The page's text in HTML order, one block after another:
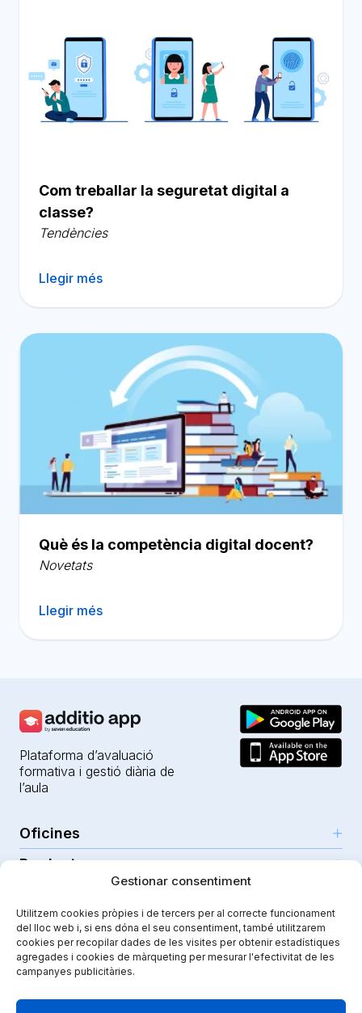
Gestionar consentiment
Utilitzem cookies pròpies i de tercers per al correcte funcionament
del lloc web i, si ens dóna el seu consentiment, també utilitzarem
cookies per recopilar dades de les visites per obtenir estadístiques
agregades i cookies de màrqueting per mesurar l'efectivitat de les
campanyes publicitàries.
Com treballar la seguretat digital a
classe?
Tendències
Llegir més
Què és la competència digital docent?
Novetats
Llegir més
Plataforma d’avaluació
formativa i gestió diària de
l’aula
Oficines
C/Emili Grahit, 91
Edifici Monturiol
Planta 1, oficina C01-02
17003 Girona
Productes
Per a docents
Per a centres públics
Per a centres privats
Funcionalitats
Tutorials i ajuda
Seguretat
Seguretat i privacitat